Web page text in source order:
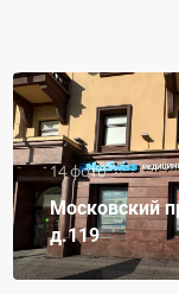
14 фото
Московский
д.119